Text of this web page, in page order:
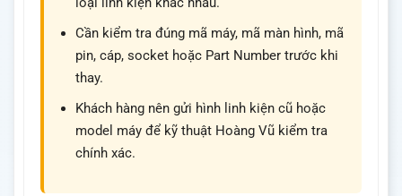
Cần kiểm tra đúng mã máy, mã màn hình, mã
pin, cáp, socket hoặc Part Number trước khi
thay.
Khách hàng nên gửi hình linh kiện cũ hoặc
model máy để kỹ thuật Hoàng Vũ kiểm tra
chính xác.